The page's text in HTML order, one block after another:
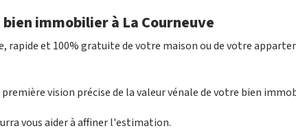
immobilier à La Courneuve
et 100% gratuite de votre maison ou de votre
vision précise de la valeur vénale de votre bien
vous aider à affiner l'estimation.